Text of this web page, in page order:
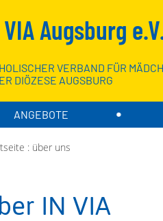
Augsburg
VERBAND FÜR
DIÖZESE AUGSBURG
ANGEBOTE
über uns
IN VIA